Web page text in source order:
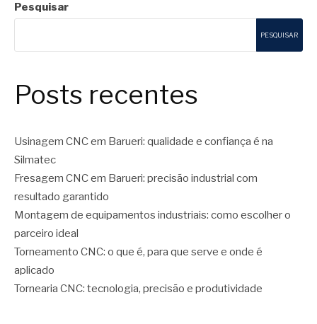
Pesquisar
PESQUISAR
Posts recentes
Usinagem CNC em Barueri: qualidade e confiança é na
Silmatec
Fresagem CNC em Barueri: precisão industrial com
resultado garantido
Montagem de equipamentos industriais: como escolher o
parceiro ideal
Torneamento CNC: o que é, para que serve e onde é
aplicado
Tornearia CNC: tecnologia, precisão e produtividade